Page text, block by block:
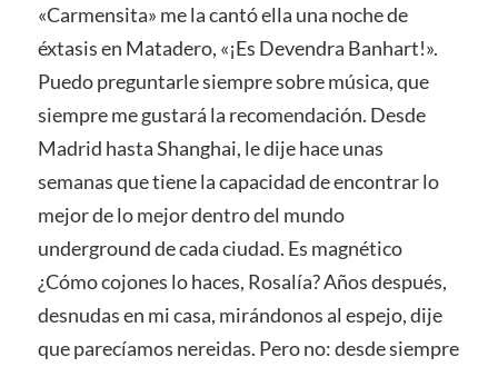
«Carmensita» me la cantó ella una noche de
éxtasis en Matadero, «¡Es Devendra Banhart!».
Puedo preguntarle siempre sobre música, que
siempre me gustará la recomendación. Desde
Madrid hasta Shanghai, le dije hace unas
semanas que tiene la capacidad de encontrar lo
mejor de lo mejor dentro del mundo
underground de cada ciudad. Es magnético
¿Cómo cojones lo haces, Rosalía? Años después,
desnudas en mi casa, mirándonos al espejo, dije
que parecíamos nereidas. Pero no: desde siempre